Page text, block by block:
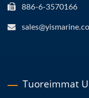
886-6-3570166
Tuoreimmat